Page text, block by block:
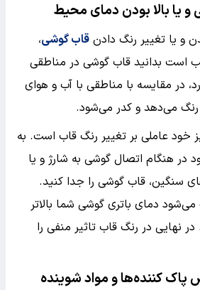
یا بالا بودن دمای محیط
و یا تغییر رنگ دادن قاب گوشی،
است بدانید قاب گوشی در مناطقی
در مقایسه با مناطقی با آب و هوای
رنگ می‌دهد و کدر می‌شود.
خود عاملی بر تغییر رنگ قاب است. به
هنگام اتصال گوشی به شارژ و یا
سنگین، قاب گوشی را جدا کنید.
دمای باتری گوشی شما بالاتر
نهایی در رنگ قاب تاثیر منفی را
پاک کننده‌ها و مواد شوینده